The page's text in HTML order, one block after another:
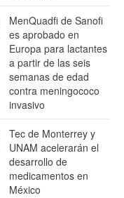
MenQuadfi de Sanofi
es aprobado en
Europa para lactantes
a partir de las seis
semanas de edad
contra meningococo
invasivo
Tec de Monterrey y
UNAM acelerarán el
desarrollo de
medicamentos en
México